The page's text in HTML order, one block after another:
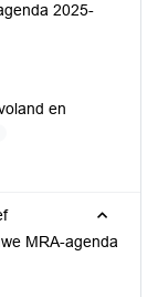
2025-
en
MRA-agenda